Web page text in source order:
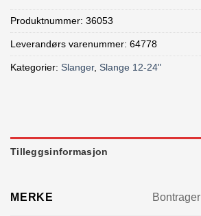
Produktnummer: 36053
Leverandørs varenummer: 64778
Kategorier: Slanger, Slange 12-24"
Tilleggsinformasjon
MERKE Bontrager